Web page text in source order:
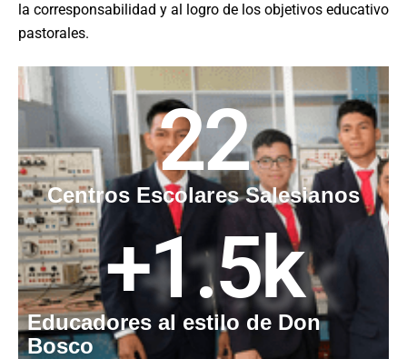
la corresponsabilidad y al logro de los objetivos educativo
pastorales.
Centros Escolares Salesianos
22
Educadores al estilo de Don
Bosco
+1.5k